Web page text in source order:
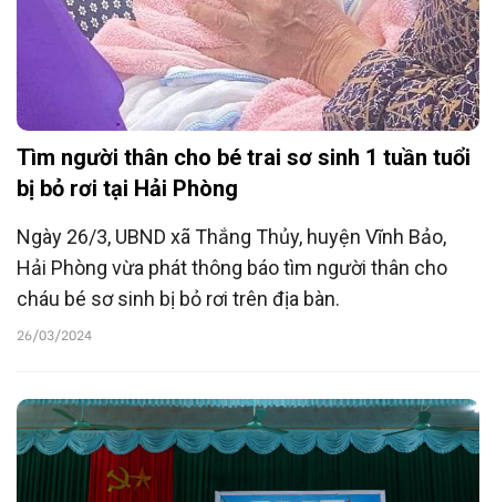
Tìm người thân cho bé trai sơ sinh 1 tuần tuổi
bị bỏ rơi tại Hải Phòng
Ngày 26/3, UBND xã Thắng Thủy, huyện Vĩnh Bảo,
Hải Phòng vừa phát thông báo tìm người thân cho
cháu bé sơ sinh bị bỏ rơi trên địa bàn.
26/03/2024